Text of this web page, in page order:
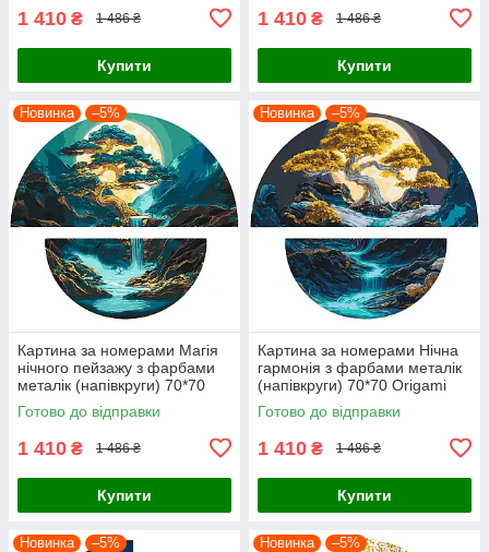
1 410 ₴ 1 486 ₴
Купити
1 410 ₴ 1 486 ₴
Купити
Новинка –5%
Картина за номерами Магія
нічного пейзажу з фарбами
металік (напівкруги) 70*70
Origami (OSR1006)
Готово до відправки
1 410 ₴ 1 486 ₴
Купити
Новинка –5%
Картина за номерами Нічна
гармонія з фарбами металік
(напівкруги) 70*70 Origami
(OSR1007)
Готово до відправки
1 410 ₴ 1 486 ₴
Купити
Новинка –5% Новинка –5%